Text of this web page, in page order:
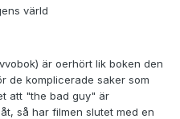
värld
är oerhört lik boken den
de komplicerade saker som
att "the bad guy" är
så har filmen slutet med en